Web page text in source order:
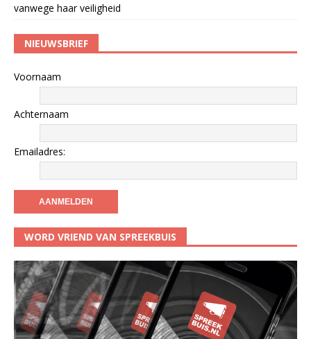
vanwege haar veiligheid
NIEUWSBRIEF
Voornaam
Achternaam
Emailadres:
WORD VRIEND VAN SPREEKBUIS